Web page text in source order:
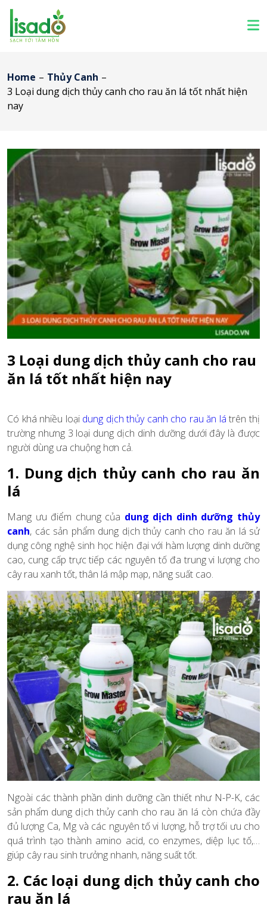
Home – Thủy Canh –
3 Loại dung dịch thủy canh cho rau ăn lá tốt nhất hiện
nay
3 Loại dung dịch thủy canh cho rau
ăn lá tốt nhất hiện nay
Có khá nhiều loại dung dịch thủy canh cho rau ăn lá trên thị
trường nhưng 3 loại dung dịch dinh dưỡng dưới đây là được
người dùng ưa chuộng hơn cả.
1. Dung dịch thủy canh cho rau ăn
lá
Mang ưu điểm chung của dung dịch dinh dưỡng thủy
canh, các sản phẩm dung dịch thủy canh cho rau ăn lá sử
dụng công nghệ sinh học hiện đại với hàm lượng dinh dưỡng
cao, cung cấp trực tiếp các nguyên tố đa trung vi lượng cho
cây rau xanh tốt, thân lá mập mạp, năng suất cao.
Ngoài các thành phần dinh dưỡng cần thiết như N-P-K, các
sản phẩm dung dịch thủy canh cho rau ăn lá còn chứa đầy
đủ lượng Ca, Mg và các nguyên tố vi lượng, hỗ trợ tối ưu cho
quá trình tạo thành amino acid, co enzymes, diệp lục tố,…
giúp cây rau sinh trưởng nhanh, năng suất tốt.
2. Các loại dung dịch thủy canh cho
rau ăn lá